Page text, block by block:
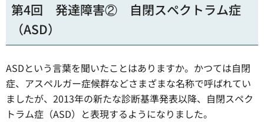
第4回 発達障害② 自閉スペクトラム症
（ASD）
ASDという言葉を聞いたことはありますか。かつては自閉
症、アスペルガー症候群などさまざまな名称で呼ばれてい
ましたが、2013年の新たな診断基準発表以降、自閉スペク
トラム症（ASD）と表現するようになりました。